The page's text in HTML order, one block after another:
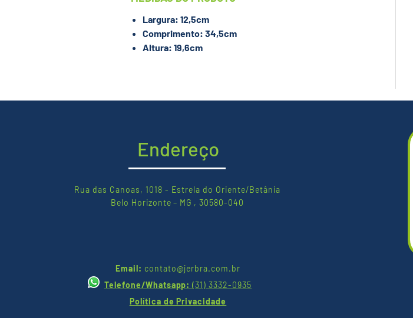
Largura: 12,5cm
Comprimento: 34,5cm
Altura: 19,6cm
Endereço
Rua das Canoas, 1018 - Estrela do Oriente/Betânia
Belo Horizonte – MG , 30580-040
Email: contato@jerbra.com.br
Telefone/Whatsapp:(31) 3332-0935
Política de Privacidade